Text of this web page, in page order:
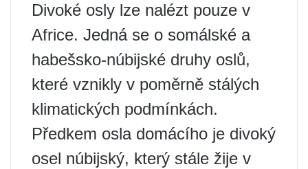
Divoké osly lze nalézt pouze v
Africe. Jedná se o somálské a
habešsko-núbijské druhy oslů,
které vznikly v poměrně stálých
klimatických podmínkách.
Předkem osla domácího je divoký
osel núbijský, který stále žije v